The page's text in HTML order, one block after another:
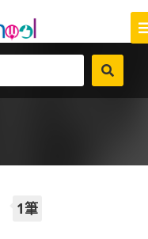
1筆